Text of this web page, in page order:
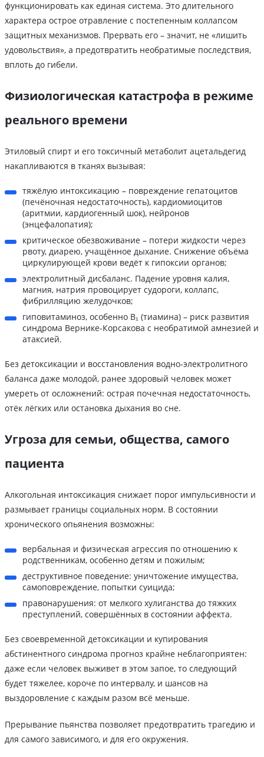
функционировать как единая система. Это длительного
характера острое отравление с постепенным коллапсом
защитных механизмов. Прервать его – значит, не «лишить
удовольствия», а предотвратить необратимые последствия,
вплоть до гибели.
Физиологическая катастрофа в режиме
реального времени
Этиловый спирт и его токсичный метаболит ацетальдегид
накапливаются в тканях вызывая:
тяжёлую интоксикацию – повреждение гепатоцитов
(печёночная недостаточность), кардиомиоцитов
(аритмии, кардиогенный шок), нейронов
(энцефалопатия);
критическое обезвоживание – потери жидкости через
рвоту, диарею, учащённое дыхание. Снижение объёма
циркулирующей крови ведёт к гипоксии органов;
электролитный дисбаланс. Падение уровня калия,
магния, натрия провоцирует судороги, коллапс,
фибрилляцию желудочков;
гиповитаминоз, особенно В₁ (тиамина) – риск развития
синдрома Вернике-Корсакова с необратимой амнезией и
атаксией.
Без детоксикации и восстановления водно-электролитного
баланса даже молодой, ранее здоровый человек может
умереть от осложнений: острая почечная недостаточность,
отёк лёгких или остановка дыхания во сне.
Угроза для семьи, общества, самого
пациента
Алкогольная интоксикация снижает порог импульсивности и
размывает границы социальных норм. В состоянии
хронического опьянения возможны:
вербальная и физическая агрессия по отношению к
родственникам, особенно детям и пожилым;
деструктивное поведение: уничтожение имущества,
самоповреждение, попытки суицида;
правонарушения: от мелкого хулиганства до тяжких
преступлений, совершённых в состоянии аффекта.
Без своевременной детоксикации и купирования
абстинентного синдрома прогноз крайне неблагоприятен:
даже если человек выживет в этом запое, то следующий
будет тяжелее, короче по интервалу, и шансов на
выздоровление с каждым разом всё меньше.
Прерывание пьянства позволяет предотвратить трагедию и
для самого зависимого, и для его окружения.